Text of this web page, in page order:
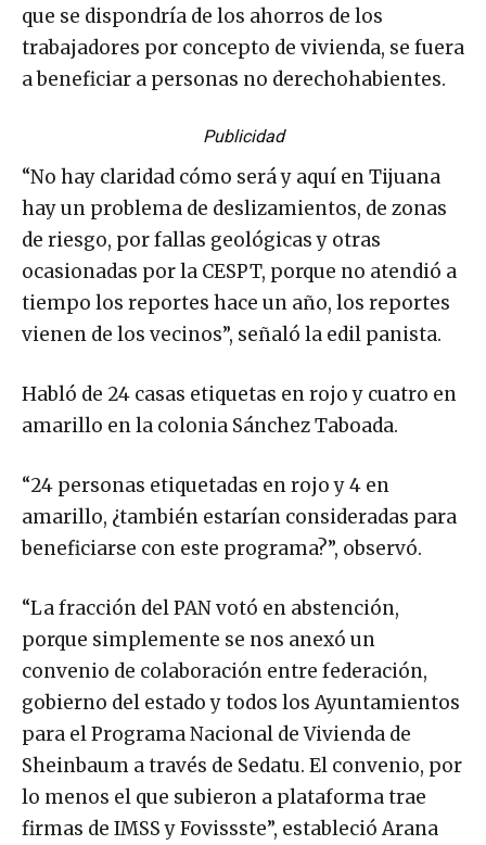
que se dispondría de los ahorros de los
trabajadores por concepto de vivienda, se fuera
a beneficiar a personas no derechohabientes.
Publicidad
“No hay claridad cómo será y aquí en Tijuana
hay un problema de deslizamientos, de zonas
de riesgo, por fallas geológicas y otras
ocasionadas por la CESPT, porque no atendió a
tiempo los reportes hace un año, los reportes
vienen de los vecinos”, señaló la edil panista.
Habló de 24 casas etiquetas en rojo y cuatro en
amarillo en la colonia Sánchez Taboada.
“24 personas etiquetadas en rojo y 4 en
amarillo, ¿también estarían consideradas para
beneficiarse con este programa?”, observó.
“La fracción del PAN votó en abstención,
porque simplemente se nos anexó un
convenio de colaboración entre federación,
gobierno del estado y todos los Ayuntamientos
para el Programa Nacional de Vivienda de
Sheinbaum a través de Sedatu. El convenio, por
lo menos el que subieron a plataforma trae
firmas de IMSS y Fovissste”, estableció Arana